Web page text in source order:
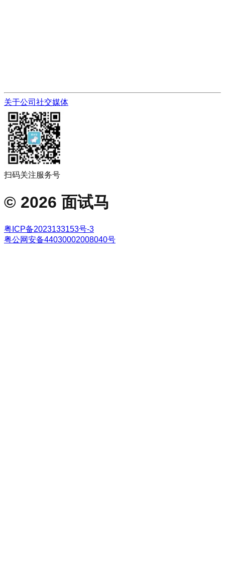
关于公司 社交媒体
扫码关注服务号
© 2026 面试马
粤ICP备2023133153号-3
粤公网安备44030002008040号